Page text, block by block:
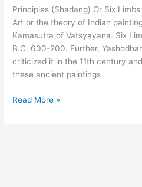
Principles (Shadang) Or Six
Art or the theory of Indian
Kamasutra of Vatsyayana. Six
B.C. 600-200. Further,
criticized it in the 11th century
these ancient paintings
Read More »